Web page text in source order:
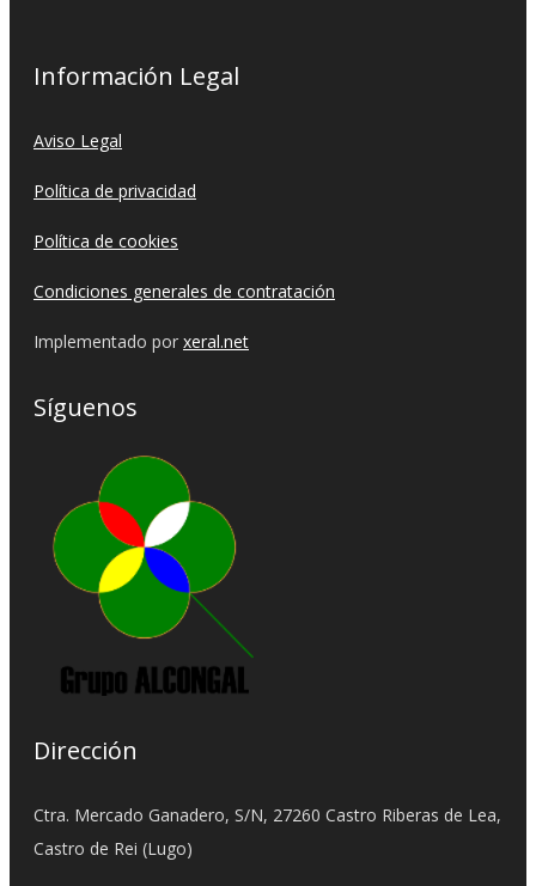
Información Legal
Aviso Legal
Política de privacidad
Política de cookies
Condiciones generales de contratación
Implementado por xeral.net
Síguenos
Dirección
Ctra. Mercado Ganadero, S/N, 27260 Castro Riberas de Lea,
Castro de Rei (Lugo)